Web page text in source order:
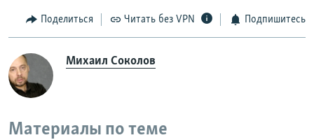
Поделиться Читать без VPN Подпишитесь
Михаил Соколов
Материалы по теме